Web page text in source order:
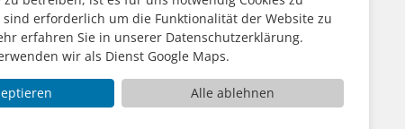
Aktionsbündnis für Seelische Gesundheit
sind erforderlich um die Funktionalität der Website zu
erfahren Sie in unserer Datenschutzerklärung.
wir als Dienst Google Maps.
Alle ablehnen